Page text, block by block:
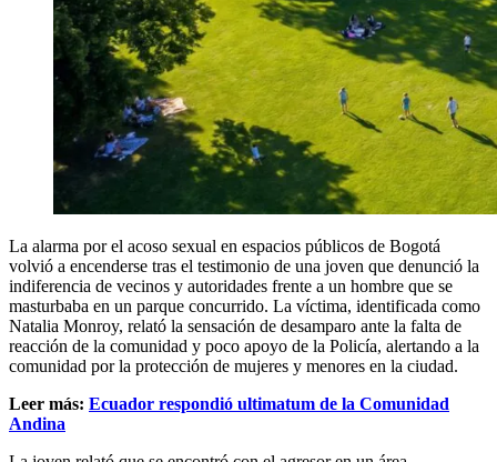
La alarma por el acoso sexual en espacios públicos de Bogotá
volvió a encenderse tras el testimonio de una joven que denunció la
indiferencia de vecinos y autoridades frente a un hombre que se
masturbaba en un parque concurrido. La víctima, identificada como
Natalia Monroy, relató la sensación de desamparo ante la falta de
reacción de la comunidad y poco apoyo de la Policía, alertando a la
comunidad por la protección de mujeres y menores en la ciudad.
Leer más: Ecuador respondió ultimatum de la Comunidad
Andina